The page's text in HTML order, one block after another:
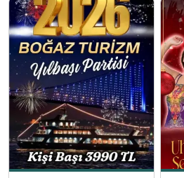
ilk ışıklarına kadar sürecek
bir eğlenceye davetlisiniz.